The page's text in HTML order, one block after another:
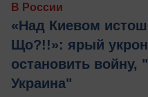
В России
«Над Киевом
Що?!!»: ярый
остановить войну,
Украина"